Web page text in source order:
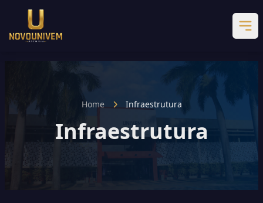
Home Infraestrutura
Infraestrutura